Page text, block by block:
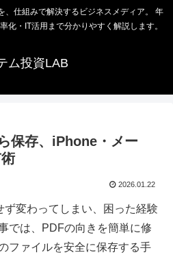
、仕組みで解決するビジネスメディア。 年
化・IT活用まで分かりやすく解説します。
ム投資LAB
保存、iPhone・メー
2026.01.22
ず変わってしまい、困った経験
では、PDFの向きを簡単に修
ファイルを安全に保存する手